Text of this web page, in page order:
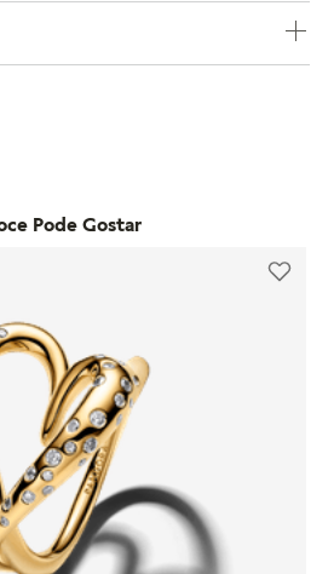
POR CATEGORIA
Best Sellers